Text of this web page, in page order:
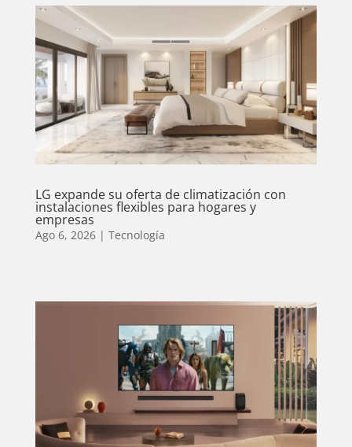
LG expande su oferta de climatización con
instalaciones flexibles para hogares y
empresas
Ago 6, 2026| Tecnología